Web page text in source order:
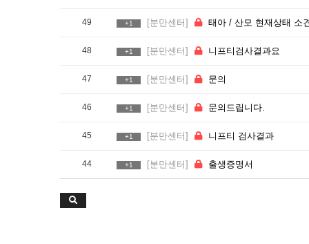
49 +1 [분만센터] 태아 / 산모 현재상태 소견서 발급 요
48 +1 [분만센터] 니프티검사결과요
47 +1 [분만센터] 문의
46 +1 [분만센터] 문의드립니다.
45 +1 [분만센터] 니프티 검사결과
44 +1 [분만센터] 출생증명서